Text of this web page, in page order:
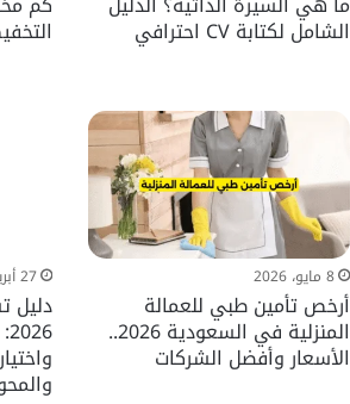
الشامل لكتابة CV احترافي
8 مايو، 2026
أرخص تأمين طبي للعمالة
المنزلية في السعودية 2026..
الأسعار وأفضل الشركات
27 أبريل، 2026
دليل